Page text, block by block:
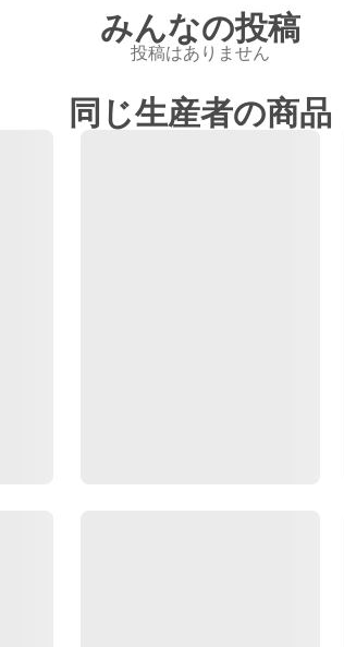
みんなの投稿
投稿はありません
同じ生産者の商品